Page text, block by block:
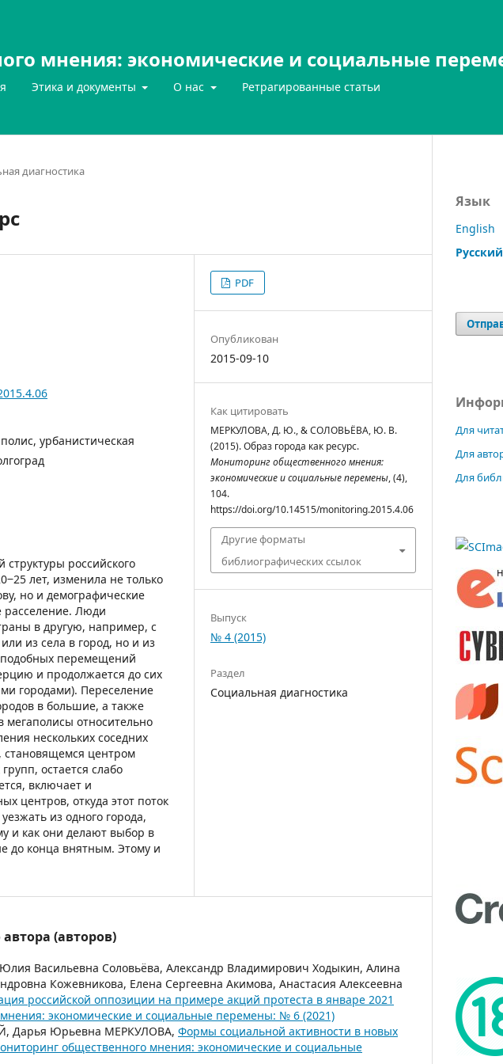
мнения: экономические и социальные
Этика и документы О нас Ретрагированные статьи
диагностика
урбанистическая
российского
лет, изменила не только
но и демографические
расселение. Люди
в другую, например, с
из села в город, но и из
подобных перемещений
и продолжается до сих
городами). Переселение
в большие, а также
мегаполисы относительно
нескольких соседних
становящемся центром
остается слабо
включает и
центров, откуда этот поток
из одного города,
и как они делают выбор в
до конца внятным. Этому и
PDF
Опубликован
2015-09-10
Как цитировать
МЕРКУЛОВА, Д. Ю., & СОЛОВЬЁВА, Ю. В.
(2015). Образ города как ресурс.
Мониторинг общественного мнения:
экономические и социальные перемены, (4),
104.
https://doi.org/10.14515/monitoring.2015.4.06
Другие форматы
библиографических ссылок
Выпуск
№ 4 (2015)
Раздел
Социальная диагностика
(авторов)
Васильевна Соловьёва, Александр Владимирович Ходыкин, Алина
Кожевникова, Елена Сергеевна Акимова, Анастасия Алексеевна
российской оппозиции на примере акций протеста в январе 2021
экономические и социальные перемены: № 6 (2021)
Дарья Юрьевна МЕРКУЛОВА, Формы социальной активности в новых
общественного мнения: экономические и социальные
Язык
English
Русский
Для
Для
Для